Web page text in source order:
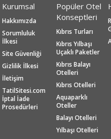
Kurumsal
Hakkımızda
Sorumluluk
İlkesi
Site Güvenliği
Gizlilik İlkesi
İletişim
TatilSitesi.com
İptal İade
Prosedürleri
Popüler Otel
Konseptleri
Kıbrıs Turları
Kıbrıs Yılbaşı
Uçaklı Paketler
Kıbrıs Balayı
Otelleri
Kıbrıs Otelleri
Aquaparklı
Oteller
Balayı Otelleri
Yılbaşı Otelleri